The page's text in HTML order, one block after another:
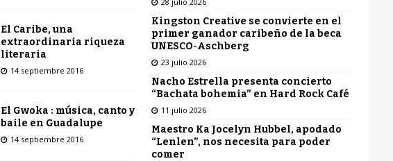
El Caribe, una
extraordinaria riqueza
literaria
14 septiembre 2016
El Gwoka : música, canto y
baile en Guadalupe
14 septiembre 2016
Kingston Creative se convierte en el
primer ganador caribeño de la beca
UNESCO-Aschberg
23 julio 2026
Nacho Estrella presenta concierto
“Bachata bohemia” en Hard Rock Café
11 julio 2026
Maestro Ka Jocelyn Hubbel, apodado
“Lenlen”, nos necesita para poder
comer